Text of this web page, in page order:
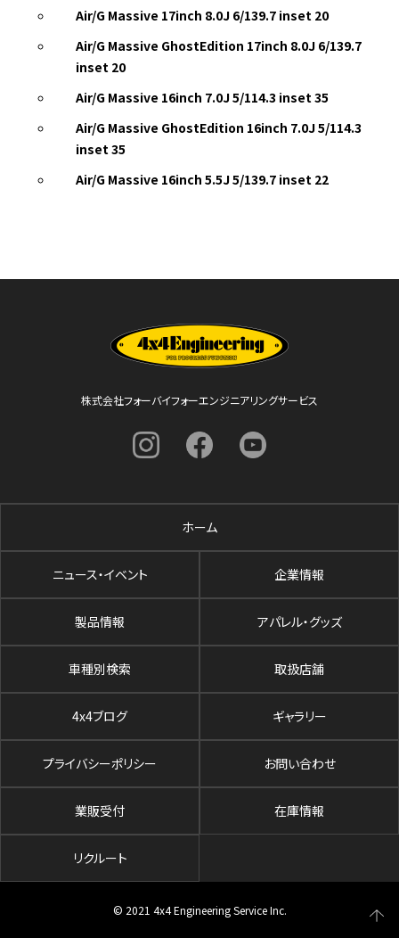
Air/G Massive 17inch 8.0J 6/139.7 inset 20
Air/G Massive GhostEdition 17inch 8.0J 6/139.7
inset 20
Air/G Massive 16inch 7.0J 5/114.3 inset 35
Air/G Massive GhostEdition 16inch 7.0J 5/114.3
inset 35
Air/G Massive 16inch 5.5J 5/139.7 inset 22
株式会社フォーバイフォーエンジニアリングサービス
ホーム
ニュース・イベント 企業情報
製品情報 アパレル・グッズ
車種別検索 取扱店舗
4x4ブログ ギャラリー
プライバシーポリシー お問い合わせ
業販受付 在庫情報
リクルート
© 2021 4x4 Engineering Service Inc.